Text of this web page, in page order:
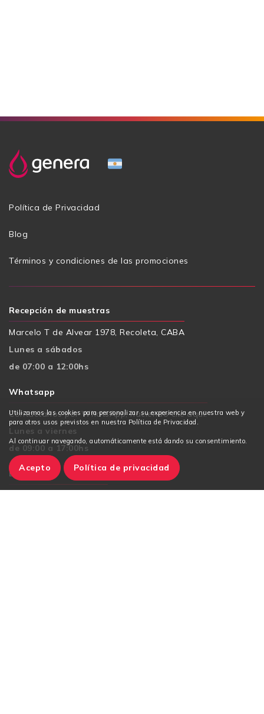
Utilizamos las cookies para personalizar su experiencia en nuestra web y
para otros usos previstos en nuestra Política de Privacidad.
Al continuar navegando, automáticamente está dando su consentimiento.
Acepto Política de privacidad
Política de Privacidad
Blog
Términos y condiciones de las promociones
Recepción de muestras
Marcelo T de Alvear 1978, Recoleta, CABA
Lunes a sábados
de 07:00 a 12:00hs
Whatsapp
Contactanos por WhatsApp, haciendo clic aquí.
Lunes a viernes
de 09:00 a 17:00hs
E-mail